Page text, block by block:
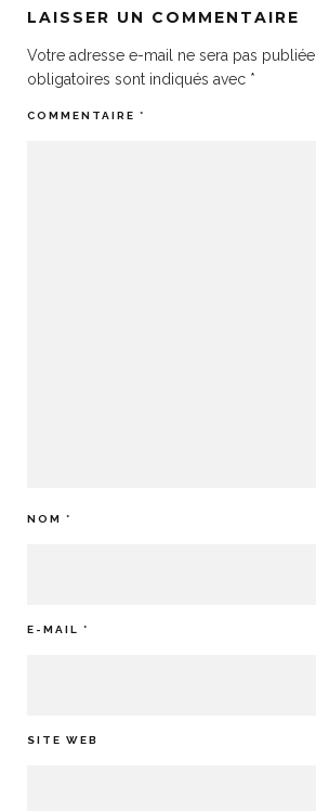
LAISSER UN COMMENTAIRE
Votre adresse e-mail ne sera pas publiée.
obligatoires sont indiqués avec *
COMMENTAIRE *
NOM *
E-MAIL *
SITE WEB